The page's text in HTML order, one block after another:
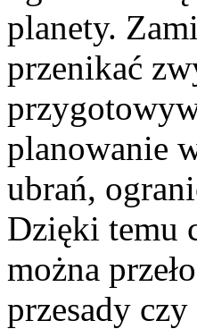
planety.
przenikać
planowanie
ubrań,
Dzięki temu
można
przesady